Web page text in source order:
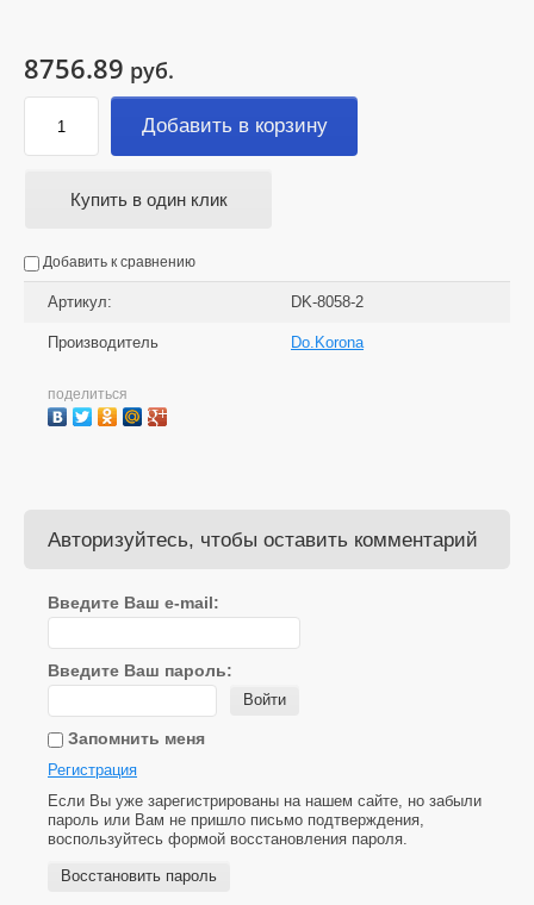
8756.89 руб.
Добавить в корзину
Купить в один клик
Добавить к сравнению
Артикул: DK-8058-2
Производитель Do.Korona
поделиться
Авторизуйтесь, чтобы оставить комментарий
Введите Ваш e-mail:
Введите Ваш пароль:
Войти
Запомнить меня
Регистрация
Если Вы уже зарегистрированы на нашем сайте, но забыли
пароль или Вам не пришло письмо подтверждения,
воспользуйтесь формой восстановления пароля.
Восстановить пароль